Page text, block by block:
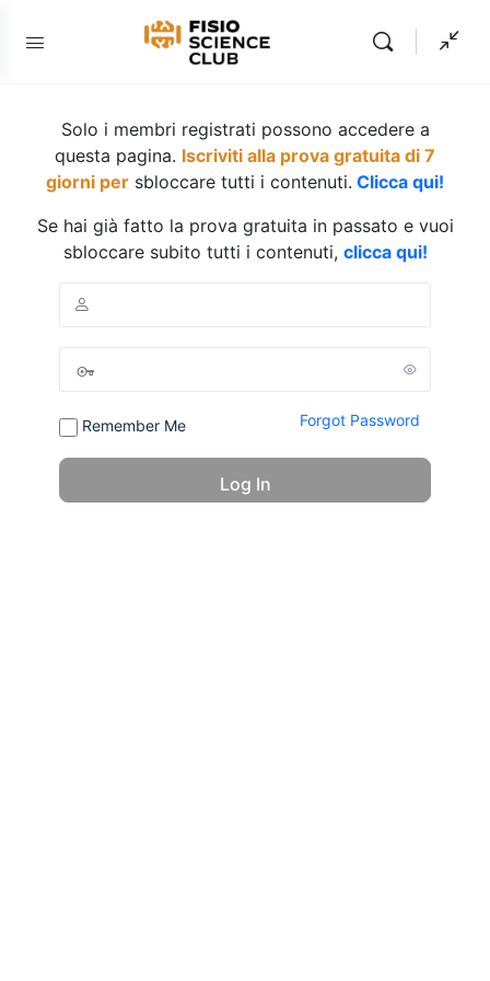
Solo i membri registrati possono accedere a
questa pagina. Iscriviti alla prova gratuita di 7
giorni per sbloccare tutti i contenuti. Clicca qui!
Se hai già fatto la prova gratuita in passato e vuoi
sbloccare subito tutti i contenuti, clicca qui!
Remember Me Forgot Password